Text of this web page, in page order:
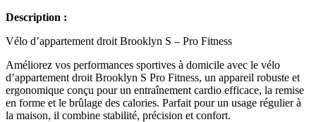
Description :
Vélo d’appartement droit Brooklyn S – Pro Fitness
Améliorez vos performances sportives à domicile avec le vélo
d’appartement droit Brooklyn S Pro Fitness, un appareil robuste et
ergonomique conçu pour un entraînement cardio efficace, la remise
en forme et le brûlage des calories. Parfait pour un usage régulier à
la maison, il combine stabilité, précision et confort.